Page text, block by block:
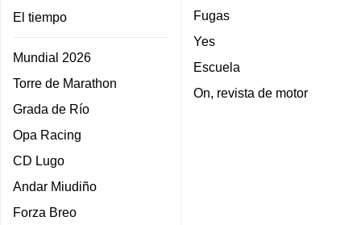
El tiempo
Mundial 2026
Torre de Marathon
Grada de Río
Opa Racing
CD Lugo
Andar Miudiño
Forza Breo
Fugas
Yes
Escuela
On, revista de motor